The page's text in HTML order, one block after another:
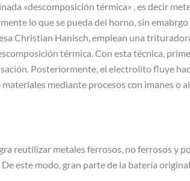
«descomposición térmica» , es decir
lo que se pueda del horno, sin
Christian Hanisch, emplean una
térmica. Con esta técnica,
Posteriormente, el electrolito fluye
mediante procesos con imanes o
reutilizar metales ferrosos, no ferrosos y
este modo, gran parte de la batería